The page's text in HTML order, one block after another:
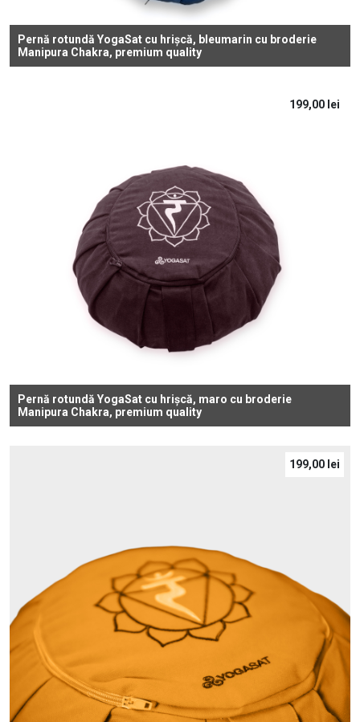
Pernă rotundă YogaSat cu hrișcă, bleumarin cu broderie
Manipura Chakra, premium quality
Pernă rotundă YogaSat cu hrișcă, maro cu broderie
Manipura Chakra, premium quality
199,00 lei
199,00 lei